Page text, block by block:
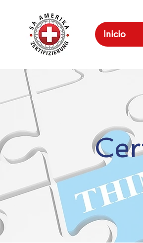
Inicio